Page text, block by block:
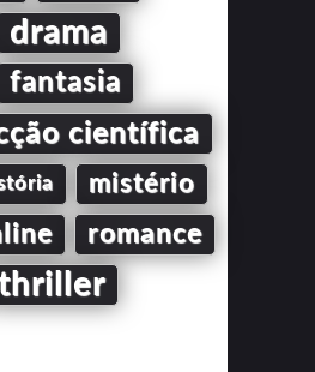
drama
fantasia
científica
mistério
romance